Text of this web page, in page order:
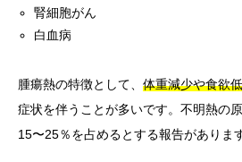
腎細胞がん
白血病
腫瘍熱の特徴として、 体重減少や食欲
症状を伴うことが多いです。不明熱の
15〜25％を占めるとする報告があります